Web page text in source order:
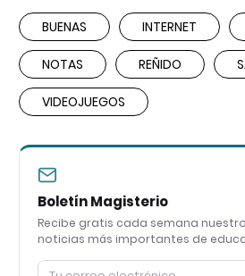
BUENAS INTERNET
NOTAS REÑIDO
VIDEOJUEGOS
Boletín Magisterio
Recibe gratis cada semana
noticias más importantes de